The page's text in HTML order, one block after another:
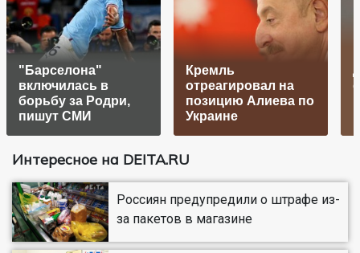
"Барселона"
включилась в
борьбу за Родри,
пишут СМИ
Кремль
отреагировал на
позицию Алиева по
Украине
Интересное на DEITA.RU
Россиян предупредили о штрафе из-
за пакетов в магазине